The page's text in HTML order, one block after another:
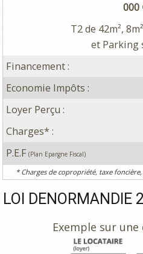
000
T2 de 42m²,
et Parking
Financement :
Economie Impôts :
Loyer Perçu :
Charges* :
P.E.F (Plan Epargne Fiscal)
* Charges de copropriété, taxe
LOI DENORMANDIE
Exemple sur une